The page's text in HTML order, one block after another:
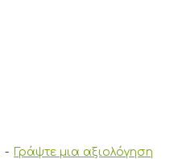
- Γράψτε μια αξιολόγηση